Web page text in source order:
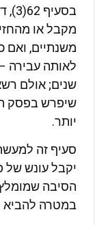
בסעיף
או מהחזיק
ואם
עבירה –
אולם רשאי
בפסק
זה למעשה
עונש של
שמומלץ
להביא